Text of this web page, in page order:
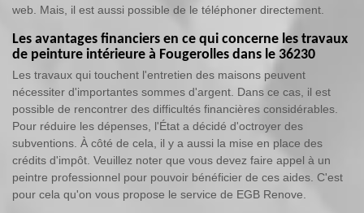
web. Mais, il est aussi possible de le téléphoner directement.
Les avantages financiers en ce qui concerne les travaux
de peinture intérieure à Fougerolles dans le 36230
Les travaux qui touchent l'entretien des maisons peuvent
nécessiter d'importantes sommes d'argent. Dans ce cas, il est
possible de rencontrer des difficultés financières considérables.
Pour réduire les dépenses, l'État a décidé d'octroyer des
subventions. À côté de cela, il y a aussi la mise en place des
crédits d'impôt. Veuillez noter que vous devez faire appel à un
peintre professionnel pour pouvoir bénéficier de ces aides. C'est
pour cela qu'on vous propose le service de EGB Renove.